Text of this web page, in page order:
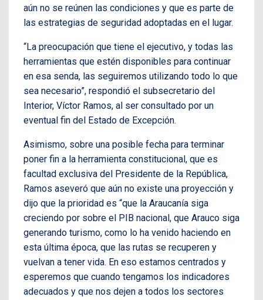
aún no se reúnen las condiciones y que es parte de
las estrategias de seguridad adoptadas en el lugar.
“La preocupación que tiene el ejecutivo, y todas las
herramientas que estén disponibles para continuar
en esa senda, las seguiremos utilizando todo lo que
sea necesario”, respondió el subsecretario del
Interior, Víctor Ramos, al ser consultado por un
eventual fin del Estado de Excepción.
Asimismo, sobre una posible fecha para terminar
poner fin a la herramienta constitucional, que es
facultad exclusiva del Presidente de la República,
Ramos aseveró que aún no existe una proyección y
dijo que la prioridad es “que la Araucanía siga
creciendo por sobre el PIB nacional, que Arauco siga
generando turismo, como lo ha venido haciendo en
esta última época, que las rutas se recuperen y
vuelvan a tener vida. En eso estamos centrados y
esperemos que cuando tengamos los indicadores
adecuados y que nos dejen a todos los sectores